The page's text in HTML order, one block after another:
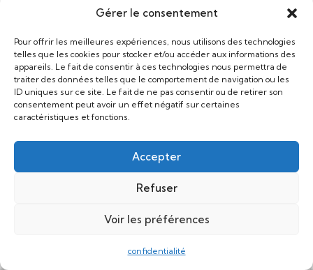
Gérer le consentement
Pour offrir les meilleures expériences, nous utilisons des technologies
telles que les cookies pour stocker et/ou accéder aux informations des
appareils. Le fait de consentir à ces technologies nous permettra de
traiter des données telles que le comportement de navigation ou les
ID uniques sur ce site. Le fait de ne pas consentir ou de retirer son
consentement peut avoir un effet négatif sur certaines
caractéristiques et fonctions.
Accepter
Refuser
Voir les préférences
confidentialité